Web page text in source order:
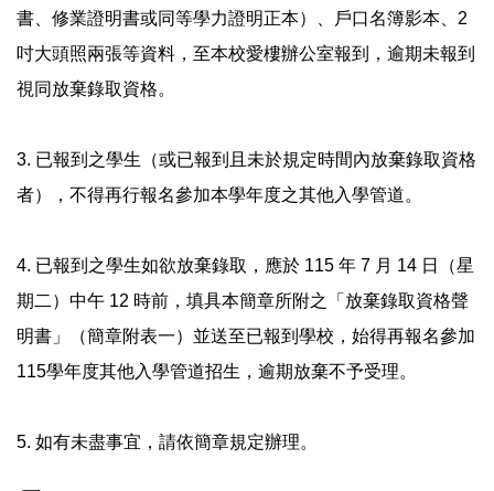
書、修業證明書或同等學力證明正本）、戶口名簿影本、2
吋大頭照兩張等資料，至本校愛樓辦公室報到，逾期未報到
視同放棄錄取資格。
3. 已報到之學生（或已報到且未於規定時間內放棄錄取資格
者），不得再行報名參加本學年度之其他入學管道。
4. 已報到之學生如欲放棄錄取，應於 115 年 7 月 14 日（星
期二）中午 12 時前，填具本簡章所附之「放棄錄取資格聲
明書」（簡章附表一）並送至已報到學校，始得再報名參加
115學年度其他入學管道招生，逾期放棄不予受理。
5. 如有未盡事宜，請依簡章規定辦理。